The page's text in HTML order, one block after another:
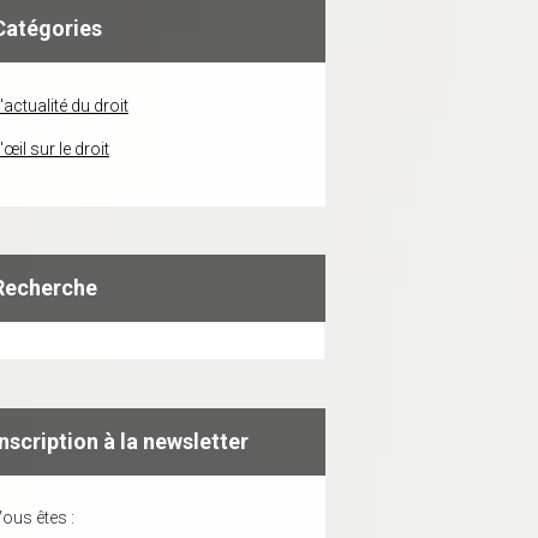
L'actualité du droit
L'œil sur le droit
à la newsletter
êtes :